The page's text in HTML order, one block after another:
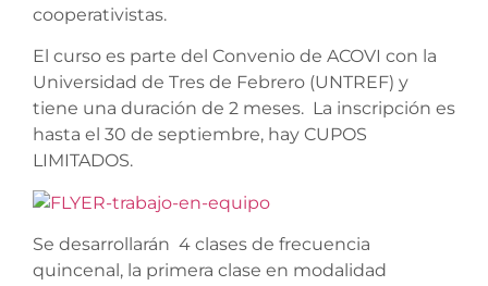
cooperativistas.
El curso es parte del Convenio de ACOVI con la
Universidad de Tres de Febrero (UNTREF) y
tiene una duración de 2 meses. La inscripción es
hasta el 30 de septiembre, hay CUPOS
LIMITADOS.
Se desarrollarán 4 clases de frecuencia
quincenal, la primera clase en modalidad